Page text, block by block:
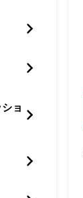
ョ